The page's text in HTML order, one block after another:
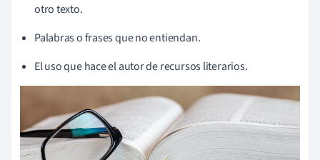
otro texto.
Palabras o frases que no entiendan.
El uso que hace el autor de recursos literarios.